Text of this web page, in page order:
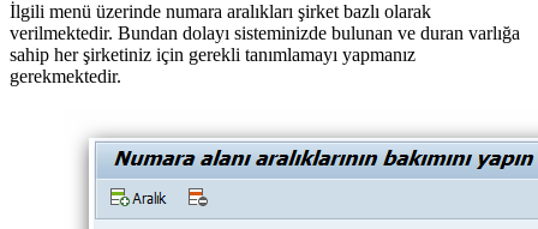
İlgili menü üzerinde numara aralıkları şirket bazlı olarak
verilmektedir. Bundan dolayı sisteminizde bulunan ve duran varlığa
sahip her şirketiniz için gerekli tanımlamayı yapmanız
gerekmektedir.